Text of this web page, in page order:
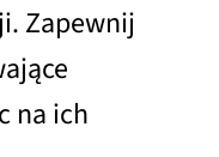
Zapewnij
na ich